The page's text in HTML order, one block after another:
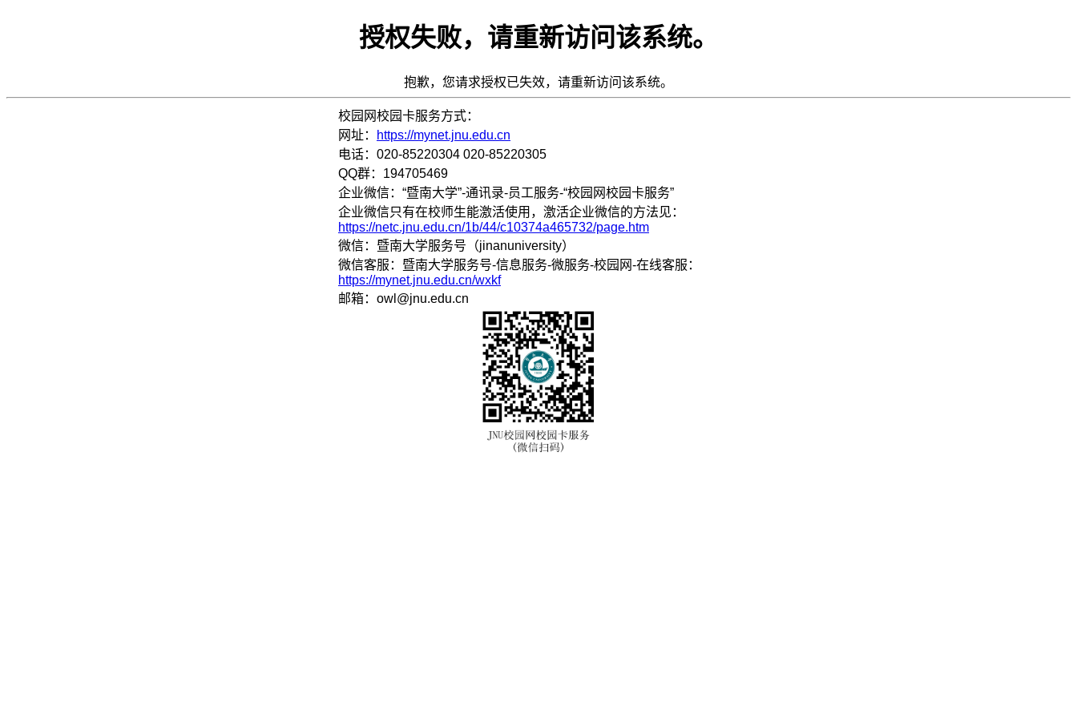
授权失败，请重新访问该系统。
抱歉，您请求授权已失效，请重新访问该系统。
校园网校园卡服务方式：
网址：
https://mynet.jnu.edu.cn
电话：020-85220304 020-85220305
QQ群：194705469
企业微信：“暨南大学”-通讯录-员工服务-“校园网校园卡服务”
企业微信只有在校师生能激活使用，激活企业微信的方法见：
https://netc.jnu.edu.cn/1b/44/c10374a465732/page.htm
微信：暨南大学服务号（jinanuniversity）
微信客服：暨南大学服务号-信息服务-微服务-校园网-在线客服：
https://mynet.jnu.edu.cn/wxkf
邮箱：owl@jnu.edu.cn